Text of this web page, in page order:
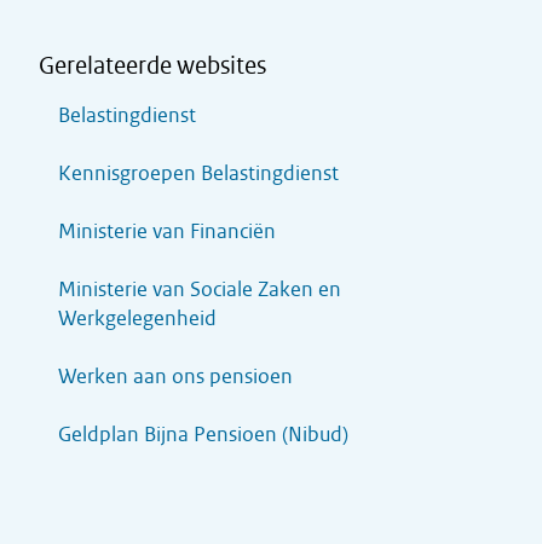
Gerelateerde websites
Belastingdienst
Kennisgroepen Belastingdienst
Ministerie van Financiën
Ministerie van Sociale Zaken en
Werkgelegenheid
Werken aan ons pensioen
Geldplan Bijna Pensioen (Nibud)